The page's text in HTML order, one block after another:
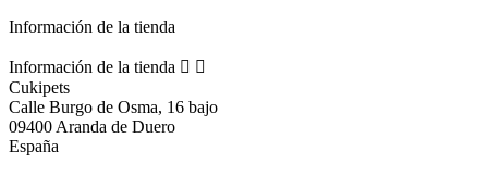
Información de la tienda
Información de la tienda  
Cukipets
Calle Burgo de Osma, 16 bajo
09400 Aranda de Duero
España